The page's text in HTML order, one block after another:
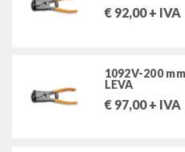
AFA CATTANEO S.R.L.
BETA UTENSILI SPA
€ 92,00+ IVA
1092V-200
LEVA
€ 97,00+ IVA